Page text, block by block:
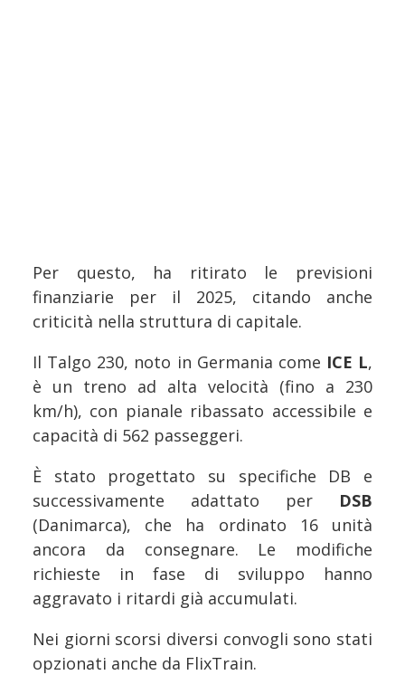
Per questo, ha ritirato le previsioni
finanziarie per il 2025, citando anche
criticità nella struttura di capitale.
Il Talgo 230, noto in Germania come ICE L,
è un treno ad alta velocità (fino a 230
km/h), con pianale ribassato accessibile e
capacità di 562 passeggeri.
È stato progettato su specifiche DB e
successivamente adattato per DSB
(Danimarca), che ha ordinato 16 unità
ancora da consegnare. Le modifiche
richieste in fase di sviluppo hanno
aggravato i ritardi già accumulati.
Nei giorni scorsi diversi convogli sono stati
opzionati anche da FlixTrain.